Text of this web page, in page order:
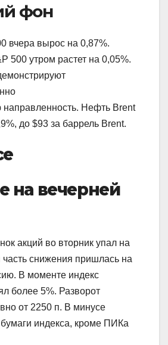
фон
вчера вырос на 0,87%.
500 утром растет на 0,05%.
направленность. Нефть Brent
до $93 за баррель Brent.
на вечерней
акций во вторник упал на
снижения пришлась на
В моменте индекс
более 5%. Разворот
от 2250 п. В минусе
индекса, кроме ПИКа